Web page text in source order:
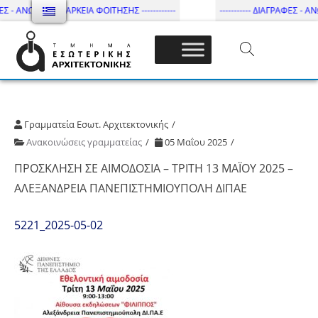
ΑΝΩΤΑΤΗ ΔΙΑΡΚΕΙΑ ΦΟΙΤΗΣΗΣ ------------ ----------- ΔΙΑΓΡΑΦΕΣ -
Τμήμα Εσωτ. Αρχιτεκτονικής – ΔΙ.ΠΑ.Ε
Γραμματεία Εσωτ. Αρχιτεκτονικής
Ανακοινώσεις γραμματείας
05 Μαΐου 2025
ΠΡΟΣΚΛΗΣΗ ΣΕ ΑΙΜΟΔΟΣΙΑ – ΤΡΙΤΗ 13 ΜΑΪΟΥ 2025 –
AΛΕΞΑΝΔΡΕΙΑ ΠΑΝΕΠΙΣΤΗΜΙΟΥΠΟΛΗ ΔΙΠΑΕ
5221_2025-05-02